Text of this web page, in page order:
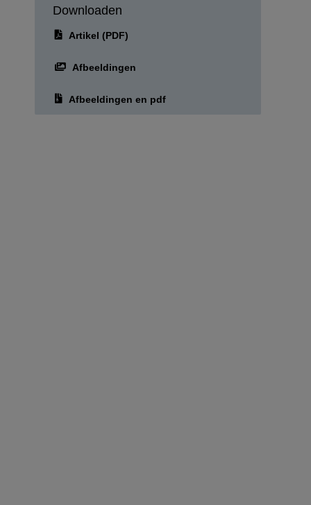
Downloaden
Artikel (PDF)
Afbeeldingen
Afbeeldingen en pdf